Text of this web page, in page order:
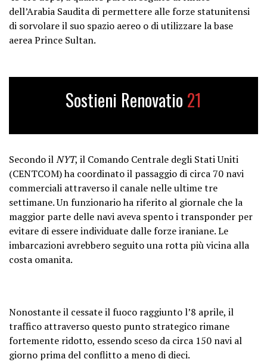
dell’Arabia Saudita di permettere alle forze statunitensi
di sorvolare il suo spazio aereo o di utilizzare la base
aerea Prince Sultan.
Sostieni Renovatio 21
Secondo ilNYT, il Comando Centrale degli Stati Uniti
(CENTCOM) ha coordinato il passaggio di circa 70 navi
commerciali attraverso il canale nelle ultime tre
settimane. Un funzionario ha riferito al giornale che la
maggior parte delle navi aveva spento i transponder per
evitare di essere individuate dalle forze iraniane. Le
imbarcazioni avrebbero seguito una rotta più vicina alla
costa omanita.
Nonostante il cessate il fuoco raggiunto l’8 aprile, il
traffico attraverso questo punto strategico rimane
fortemente ridotto, essendo sceso da circa 150 navi al
giorno prima del conflitto a meno di dieci.